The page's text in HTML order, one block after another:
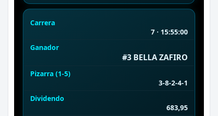
Carrera
7 · 15:55:00
Ganador
#3 BELLA ZAFIRO
Pizarra (1-5)
3-8-2-4-1
Dividendo
683,95